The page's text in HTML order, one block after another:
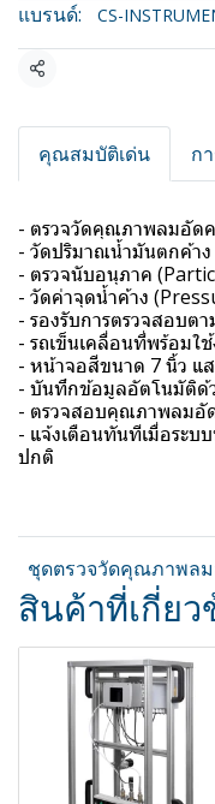
แบรนด์:
CS-
แชร์
คุณสมบัติเด่น ก
- ตรวจวัดคุณภาพลมอัดค
- วัดปริมาณน้ำมันตกค้าง
- ตรวจนับอนุภาค
- วัดค่าจุดน้ำค้าง
- รองรับการตรวจสอบต
- รถเข็นเคลื่อนที่พร้อมใ
- หน้าจอสีขนาด 7 นิ้ว แ
- บันทึกข้อมูลอัตโนมัติด้
- ตรวจสอบคุณภาพลมอั
- แจ้งเตือนทันทีเมื่อระบ
ปกติ
ชุดตรวจวัดคุณภาพล
สินค้าที่เกี่ยว